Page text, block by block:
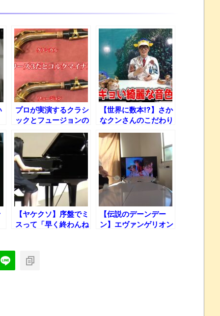
プロが実演するクラシ
ックとフュージョンの
違い！
【世界に数本!?】さか
なクンさんのこだわり
の「ピッコロサック
ス」！
【ヤケクソ】序盤でミ
スって「早く終わんね
曲』ｗｗｗ
【伝説のデーンデー
ン】エヴァンゲリオン